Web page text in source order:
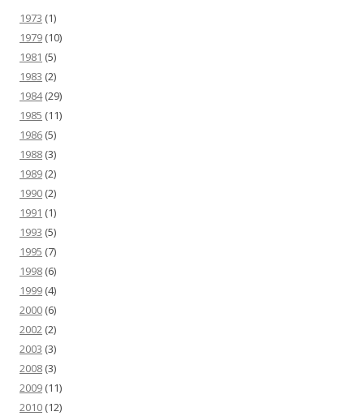
1973 (1)
1979 (10)
1981 (5)
1983 (2)
1984(29)
1985 (11)
1986 (5)
1988 (3)
1989 (2)
1990 (2)
1991 (1)
1993 (5)
1995 (7)
1998 (6)
1999 (4)
2000 (6)
2002 (2)
2003 (3)
2008 (3)
2009 (11)
2010 (12)